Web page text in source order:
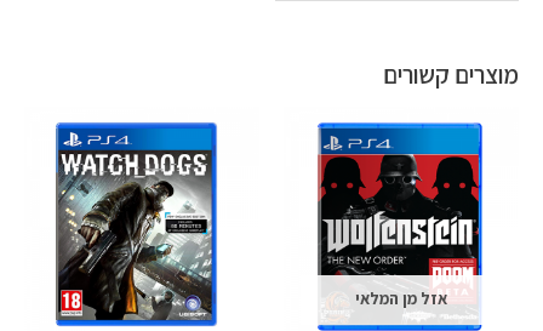
מוצרים קשורים
אזל מן המלאי